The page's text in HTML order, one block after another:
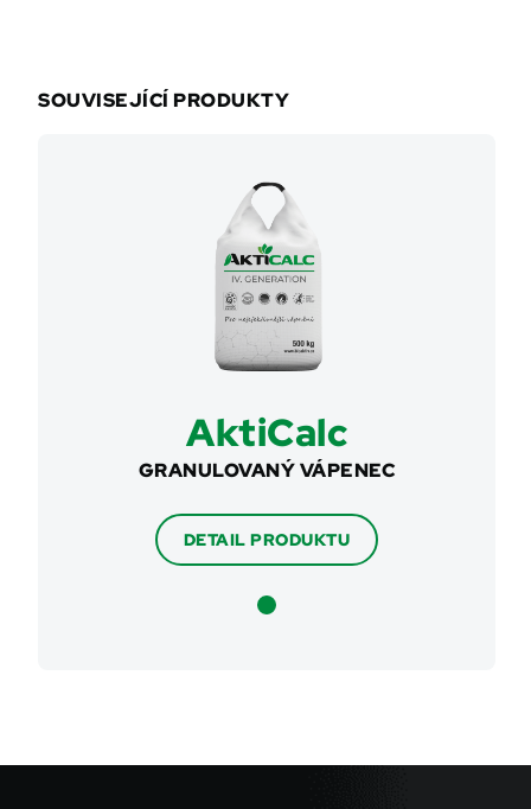
SOUVISEJÍCÍ PRODUKTY
AktiCalc
GRANULOVANÝ VÁPENEC
DETAIL PRODUKTU